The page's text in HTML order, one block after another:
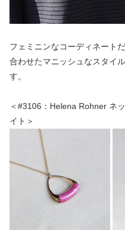
フェミニンなコーディネート
合わせたマニッシュなスタイ
す。
＜#3106：Helena Rohner ネ
イト＞